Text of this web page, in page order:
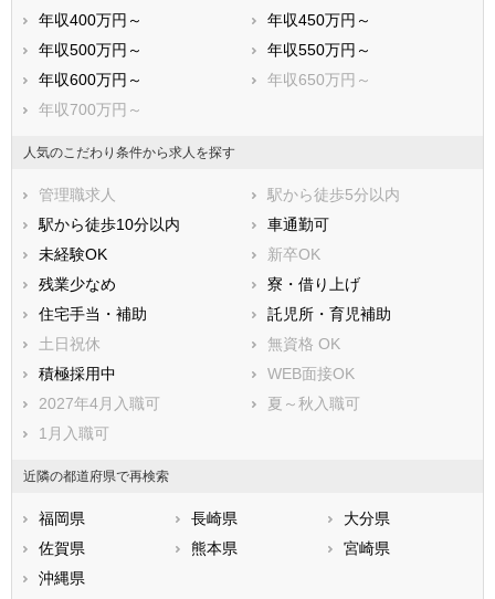
年収400万円～
年収450万円～
年収500万円～
年収550万円～
年収600万円～
年収650万円～
年収700万円～
人気のこだわり条件から求人を探す
管理職求人
駅から徒歩5分以内
駅から徒歩10分以内
車通勤可
未経験OK
新卒OK
残業少なめ
寮・借り上げ
住宅手当・補助
託児所・育児補助
土日祝休
無資格 OK
積極採用中
WEB面接OK
2027年4月入職可
夏～秋入職可
1月入職可
近隣の都道府県で再検索
福岡県 長崎県
大分県
佐賀県
熊本県
宮崎県
沖縄県